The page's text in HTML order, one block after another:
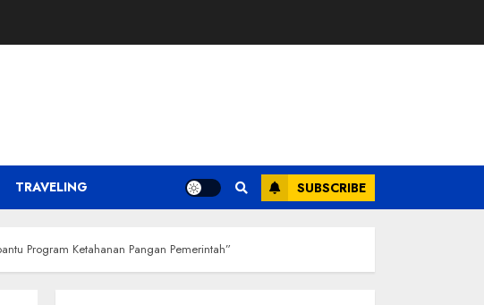
TRAVELING SUBSCRIBE
Program Ketahanan Pangan Pemerintah”